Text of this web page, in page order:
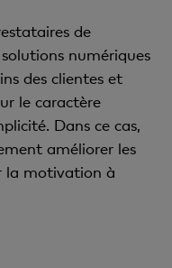
de
numériques
des clientes et
le caractère
Dans ce cas,
améliorer les
la motivation à